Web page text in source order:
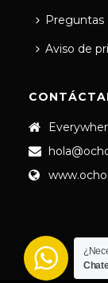
Preguntas
Aviso de